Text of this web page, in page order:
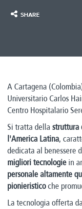
SHARE
A Cartagena
Universitario Carlos
Centro Hospitalario
Si tratta della struttura
l'America Latina,
dedicata al benessere
migliori tecnologie in
personale altamente
pionieristicoche
La tecnologia offerta